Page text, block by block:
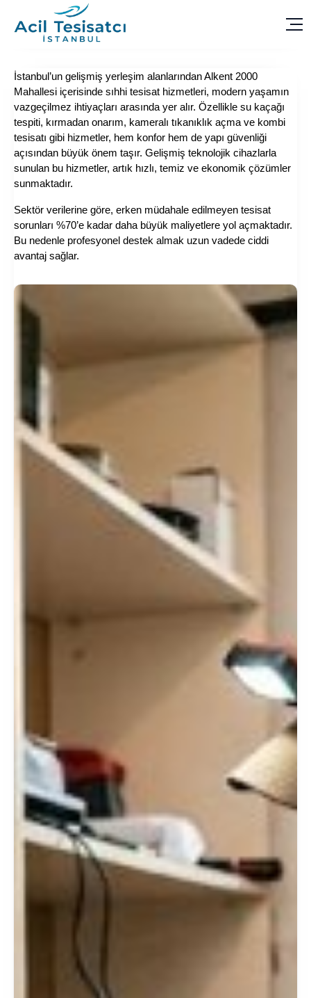
İstanbul’un gelişmiş yerleşim alanlarından Alkent 2000
Mahallesi içerisinde sıhhi tesisat hizmetleri, modern yaşamın
vazgeçilmez ihtiyaçları arasında yer alır. Özellikle su kaçağı
tespiti, kırmadan onarım, kameralı tıkanıklık açma ve kombi
tesisatı gibi hizmetler, hem konfor hem de yapı güvenliği
açısından büyük önem taşır. Gelişmiş teknolojik cihazlarla
sunulan bu hizmetler, artık hızlı, temiz ve ekonomik çözümler
sunmaktadır.
Sektör verilerine göre, erken müdahale edilmeyen tesisat
sorunları %70’e kadar daha büyük maliyetlere yol açmaktadır.
Bu nedenle profesyonel destek almak uzun vadede ciddi
avantaj sağlar.